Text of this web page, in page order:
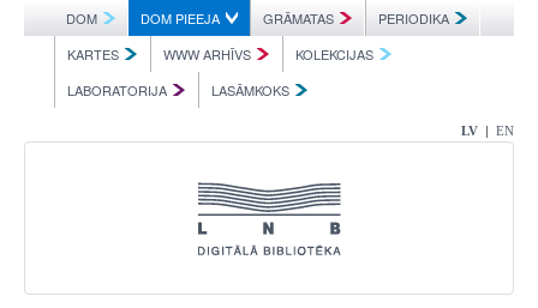
DOM DOM PIEEJA GRĀMATAS
PERIODIKA
KARTES
WWW ARHĪVS
KOLEKCIJAS
LABORATORIJA
LASĀMKOKS
LV | EN